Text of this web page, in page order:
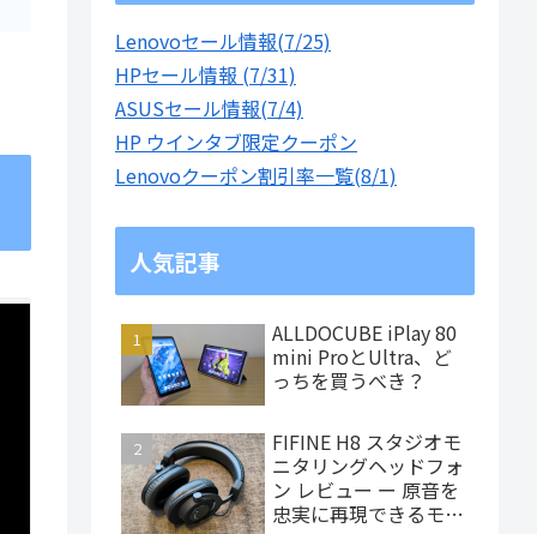
Lenovoセール情報(7/25)
HPセール情報 (7/31)
ASUSセール情報(7/4)
HP ウインタブ限定クーポン
Lenovoクーポン割引率一覧(8/1)
人気記事
ALLDOCUBE iPlay 80
mini ProとUltra、ど
っちを買うべき？
FIFINE H8 スタジオモ
ニタリングヘッドフォ
ン レビュー ー 原音を
忠実に再現できるモニ